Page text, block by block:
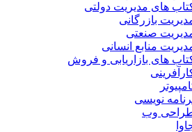
های مدیریت دولتی
بازرگانی
صنعتی
منابع انسانی
های بازاریابی و فروش
نویسی
وب